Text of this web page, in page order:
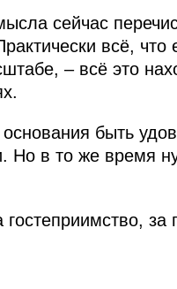
сейчас
всё,
– всё это
быть
Но в то же время
за